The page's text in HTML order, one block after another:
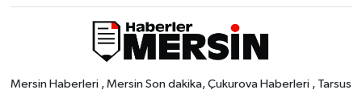
Mersin Haberleri , Mersin Son dakika, Çukurova Haberleri , Tarsus